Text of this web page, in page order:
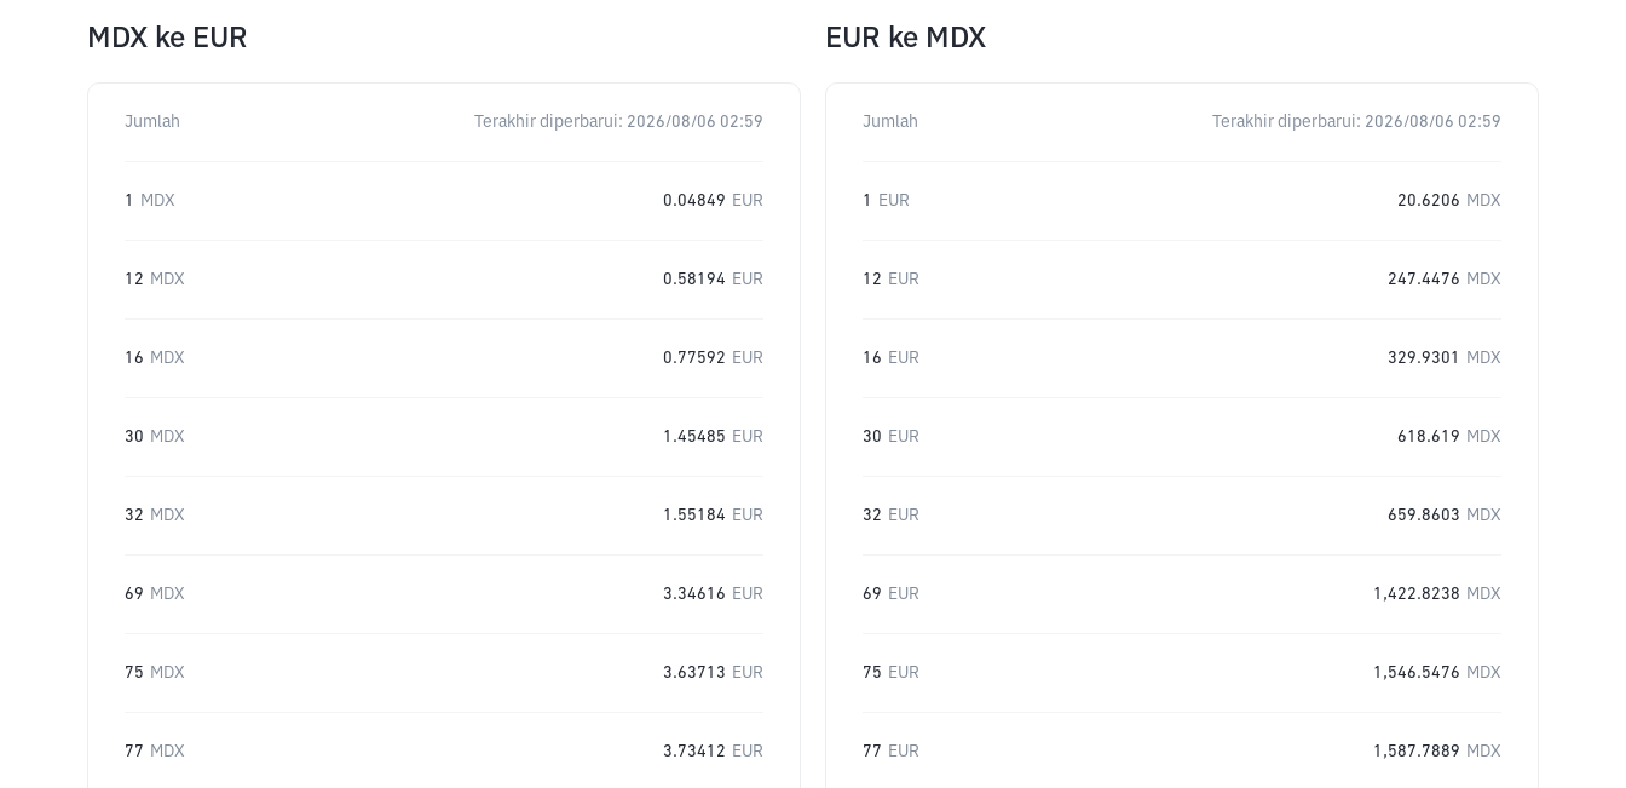
MDX ke EUR
Jumlah Terakhir diperbarui: 2026/08/06 02:59
1 MDX 0.04849 EUR
12 MDX 0.58194 EUR
16 MDX 0.77592 EUR
30 MDX 1.45485 EUR
32 MDX 1.55184 EUR
69 MDX 3.34616 EUR
75 MDX 3.63713 EUR
77 MDX 3.73412 EUR
EUR ke MDX
Jumlah Terakhir diperbarui: 2026/08/06 02:59
1 EUR 20.6206 MDX
12 EUR 247.4476 MDX
16 EUR 329.9301 MDX
30 EUR 618.619 MDX
32 EUR 659.8603 MDX
69 EUR 1,422.8238 MDX
75 EUR 1,546.5476 MDX
77 EUR 1,587.7889 MDX